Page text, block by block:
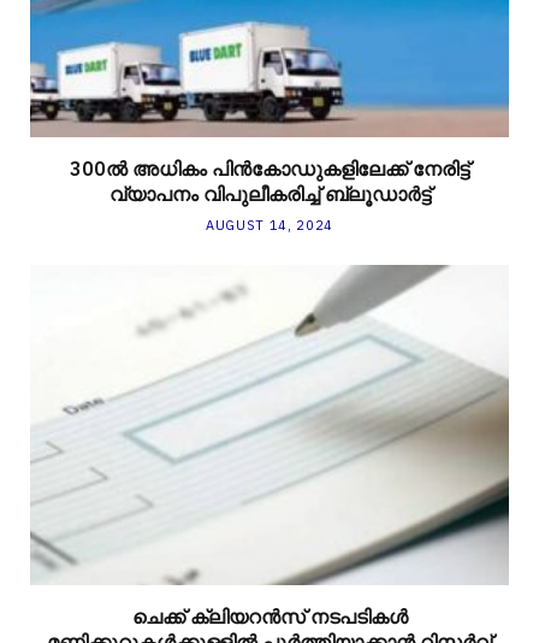
300ല്‍ അധികം പിന്‍കോഡുകളിലേക്ക് നേരിട്ട്
വ്യാപനം വിപുലീകരിച്ച് ബ്ലൂഡാര്‍ട്ട്
AUGUST 14, 2024
ചെക്ക് ക്ലിയറന്‍സ് നടപടികള്‍